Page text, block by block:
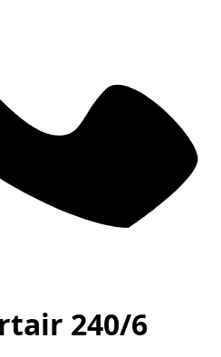
240/6